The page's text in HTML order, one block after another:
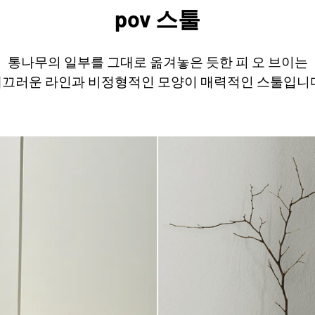
pov 스툴
통나무의 일부를 그대로 옮겨놓은 듯한 피 오 브이는
러운 라인과 비정형적인 모양이 매력적인 스툴입니